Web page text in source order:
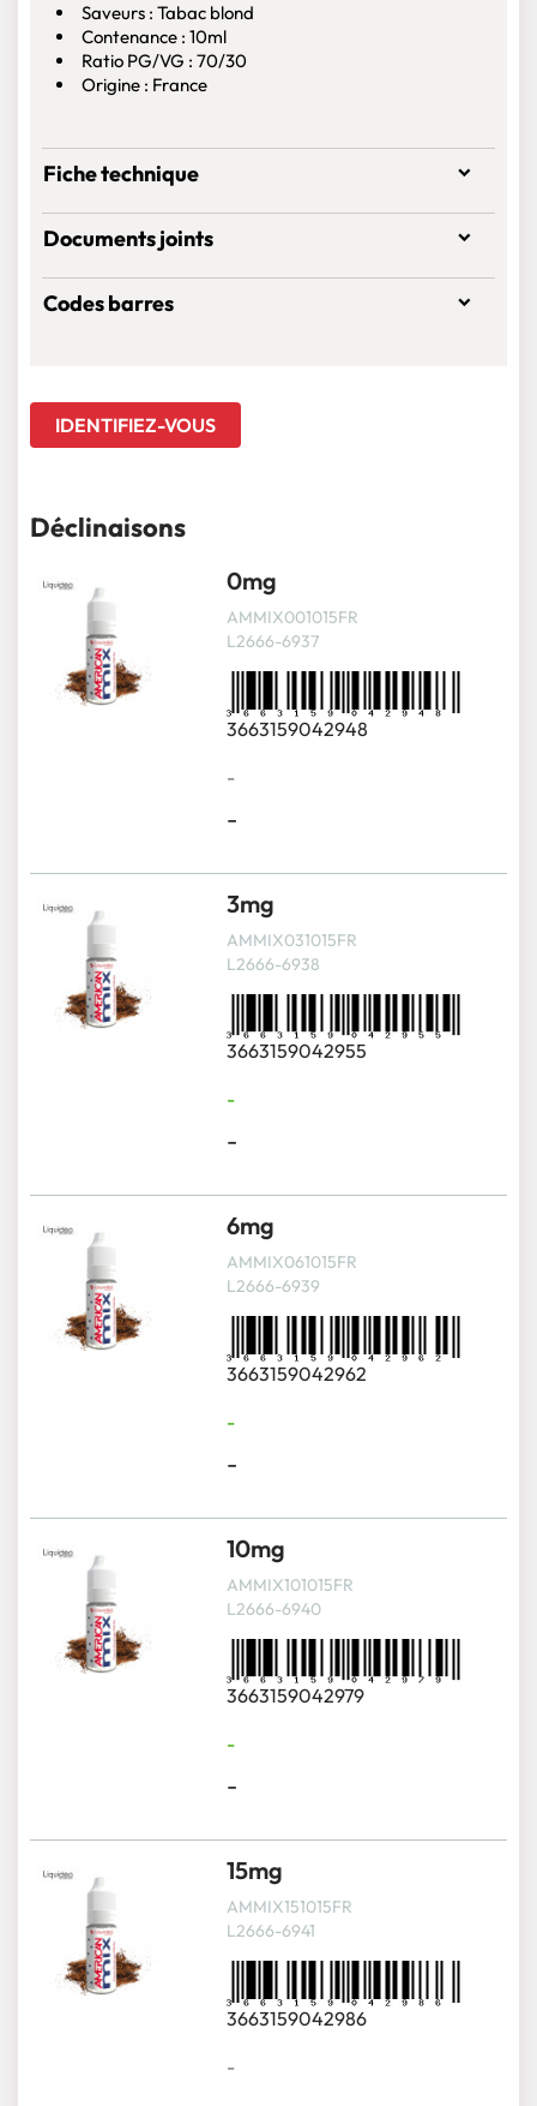
Saveurs : Tabac blond
Contenance : 10ml
Ratio PG/VG : 70/30
Origine : France
Fiche technique
Documents joints
Codes barres
IDENTIFIEZ-VOUS
Déclinaisons
0mg
AMMIX001015FR
L2666-6937
3663159042948
-
-
3mg
AMMIX031015FR
L2666-6938
3663159042955
-
-
6mg
AMMIX061015FR
L2666-6939
3663159042962
-
-
10mg
AMMIX101015FR
L2666-6940
3663159042979
-
-
15mg
AMMIX151015FR
L2666-6941
3663159042986
-